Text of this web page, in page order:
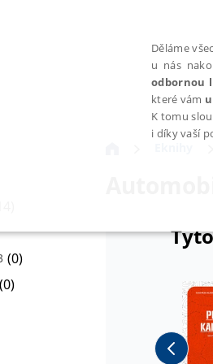
(0)
(0)
Děláme
u nás
odbornou
které vám
K tomu
i díky vaší
NEZBYTNÉ
soubory cookie umožňují základní funkce